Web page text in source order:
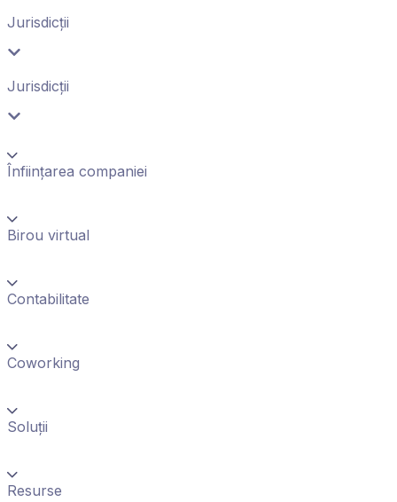
Jurisdicții
Jurisdicții
Înființarea companiei
Birou virtual
Contabilitate
Coworking
Soluții
Resurse